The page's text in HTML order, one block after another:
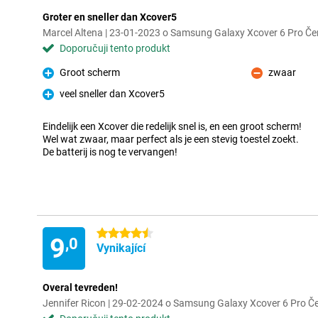
Groter en sneller dan Xcover5
Marcel Altena | 23-01-2023 o Samsung Galaxy Xcover 6 Pro
Doporučuji tento produkt
Pro
Groot scherm
Pro
veel sneller dan Xcover5
Proti
zwaar
Eindelijk een Xcover die redelijk snel is, en een groot scherm!
Wel wat zwaar, maar perfect als je een stevig toestel zoekt.
De batterij is nog te vervangen!
9,0
4.5 hvězdičky
Vynikající
Overal tevreden!
Jennifer Ricon | 29-02-2024 o Samsung Galaxy Xcover 6 Pro